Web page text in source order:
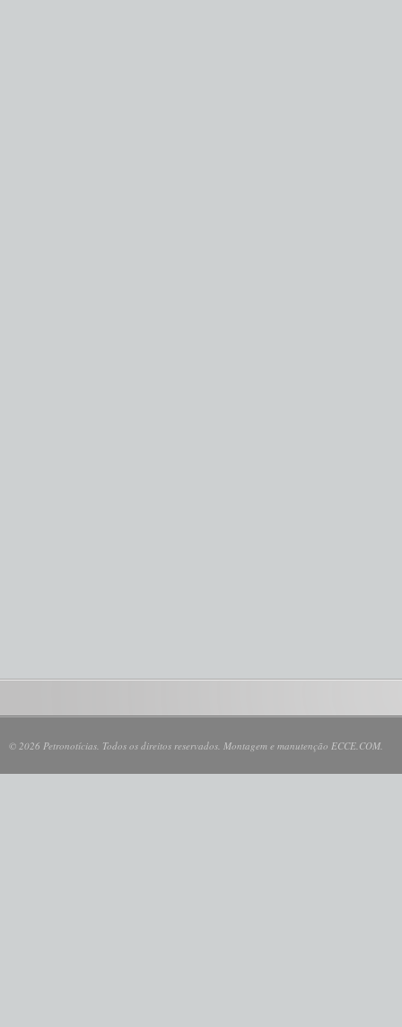
© 2026 Petronotícias. Todos os direitos reservados. Montagem e manutenção ECCE.COM.